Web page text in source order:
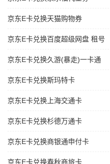
京东E卡兑换天猫购物券
京东E卡兑换百度超级网盘 租号
京东E卡兑换久游(暴走)一卡通
京东E卡兑换斯玛特卡
京东E卡兑换上海交通卡
京东E卡兑换杉德万通卡
京东E卡兑换商银通申付卡
京东E卡兑换春秋商旅卡